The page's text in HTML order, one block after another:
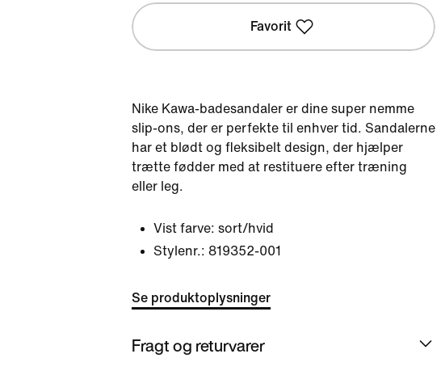
Favorit
Nike Kawa-badesandaler er dine super nemme
slip-ons, der er perfekte til enhver tid. Sandalerne
har et blødt og fleksibelt design, der hjælper
trætte fødder med at restituere efter træning
eller leg.
Vist farve: sort/hvid
Stylenr.: 819352-001
Se produktoplysninger
Fragt og returvarer